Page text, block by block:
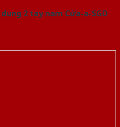
2 tay nam Cửa-a-SGD